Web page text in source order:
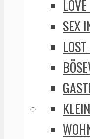
SEX